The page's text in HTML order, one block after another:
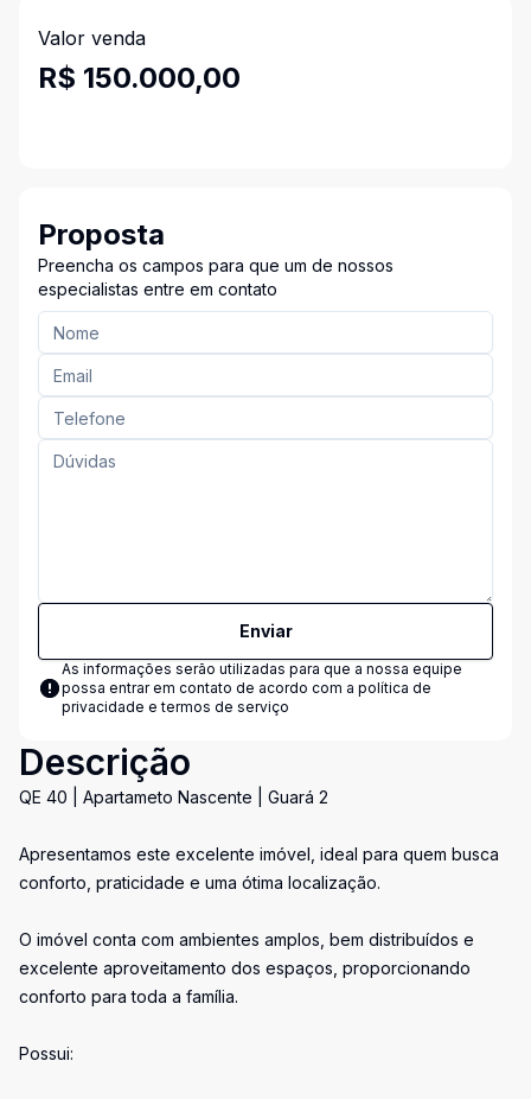
Valor venda
R$ 150.000,00
Proposta
Preencha os campos para que um de nossos
especialistas entre em contato
Enviar
As informações serão utilizadas para que a nossa equipe
possa entrar em contato de acordo com a política de
privacidade e termos de serviço
Descrição
QE 40 | Apartameto Nascente | Guará 2
Apresentamos este excelente imóvel, ideal para quem busca
conforto, praticidade e uma ótima localização.
O imóvel conta com ambientes amplos, bem distribuídos e
excelente aproveitamento dos espaços, proporcionando
conforto para toda a família.
Possui: